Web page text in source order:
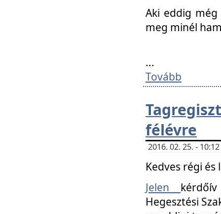
Aki eddig
meg minél
...
Tovább
félévre
2016. 02. 25. -
Kedves régi
Jelen
Hegesztési